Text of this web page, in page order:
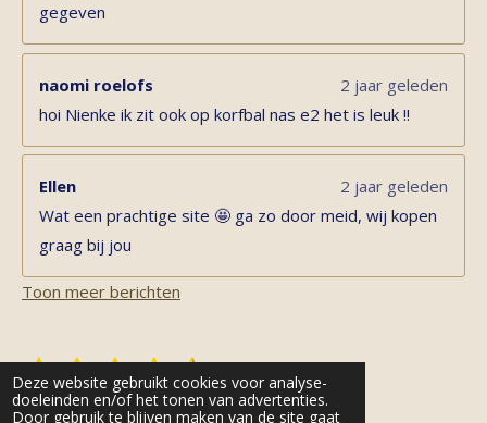
Deze website gebruikt cookies voor analyse-
doeleinden en/of het tonen van advertenties.
Door gebruik te blijven maken van de site gaat
gegeven
naomi roelofs
2 jaar geleden
hoi Nienke ik zit ook op korfbal nas e2 het is leuk !!
Ellen
2 jaar geleden
Wat een prachtige site 🤩 ga zo door meid, wij kopen
graag bij jou
Toon meer berichten
R
a
1
s
2
s
3
s
4
s
5
s
S
t
e
11 stemmen